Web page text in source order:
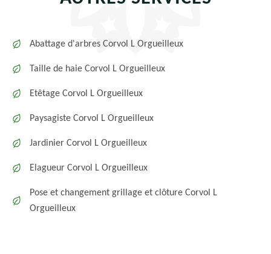
Abattage d'arbres Corvol L Orgueilleux
Taille de haie Corvol L Orgueilleux
Etêtage Corvol L Orgueilleux
Paysagiste Corvol L Orgueilleux
Jardinier Corvol L Orgueilleux
Elagueur Corvol L Orgueilleux
Pose et changement grillage et clôture Corvol L
Orgueilleux